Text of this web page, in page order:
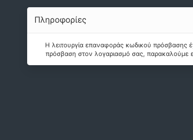
Πληροφορίες
Η λειτουργία επαναφοράς κωδικού πρόσβασης
πρόσβαση στον λογαριασμό σας, παρακαλούμε